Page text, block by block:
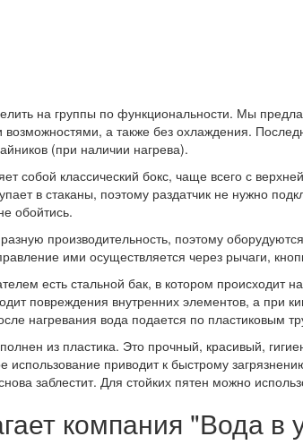
на группы по функциональности. Мы
а также без охлаждения.
(при наличии нагрева).
собой классический бокс, чаще всего с
в стаканы, поэтому раздатчик не нужно
обойтись.
производительность, поэтому
ими осуществляется через рычаги,
есть стальной бак, в котором происходит
повреждения внутренних элементов, а при
нагревания вода подается по пластиковым
из пластика. Это прочный, красивый,
использование приводит к быстрому
заблестит. Для стойких пятен можно
компания "Вода в